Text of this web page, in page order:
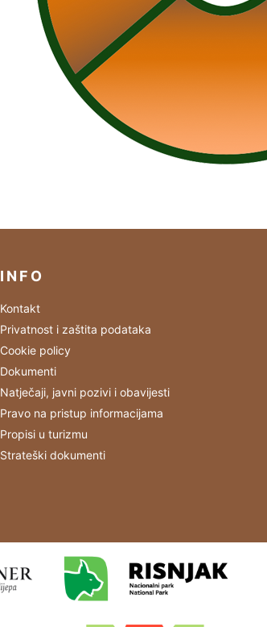
INFO
Kontakt
Privatnost i zaštita podataka
Cookie policy
Dokumenti
Natječaji, javni pozivi i obavijesti
Pravo na pristup informacijama
Propisi u turizmu
Strateški dokumenti